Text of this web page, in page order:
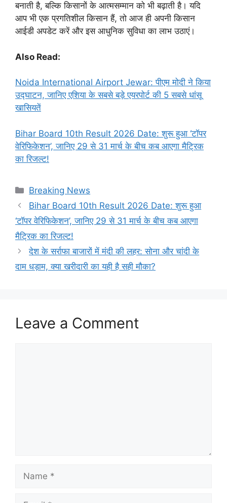
बनाती है, बल्कि किसानों के आत्मसम्मान को भी बढ़ाती है। यदि
आप भी एक प्रगतिशील किसान हैं, तो आज ही अपनी किसान
आईडी अपडेट करें और इस आधुनिक सुविधा का लाभ उठाएं।
Also Read:
Noida International Airport Jewar: पीएम मोदी ने किया
उद्घाटन, जानिए एशिया के सबसे बड़े एयरपोर्ट की 5 सबसे धांसू
खासियतें
Bihar Board 10th Result 2026 Date: शुरू हुआ ‘टॉपर
वेरिफिकेशन’, जानिए 29 से 31 मार्च के बीच कब आएगा मैट्रिक
का रिजल्ट!
Categories
Breaking News
Bihar Board 10th Result 2026 Date: शुरू हुआ
‘टॉपर वेरिफिकेशन’, जानिए 29 से 31 मार्च के बीच कब आएगा
मैट्रिक का रिजल्ट!
देश के सर्राफा बाजारों में मंदी की लहर: सोना और चांदी के
दाम धड़ाम, क्या खरीदारी का यही है सही मौका?
Leave a Comment